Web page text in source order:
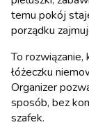
temu pokój
porządku
To
łóżeczku
Organizer
sposób, bez
szafek.